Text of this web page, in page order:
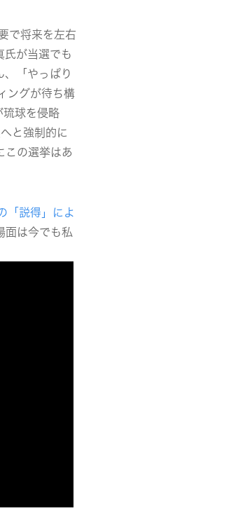
で将来を左右
氏が当選でも
、「やっぱり
ングが待ち構
球を侵略
と強制的に
この選挙はあ
「説得」によ
面は今でも私